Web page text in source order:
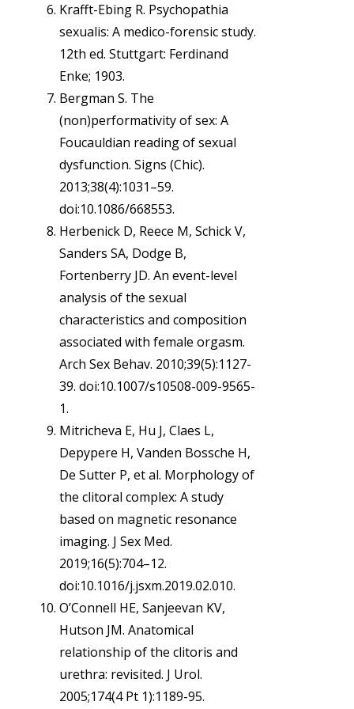
Krafft-Ebing R. Psychopathia
sexualis: A medico-forensic study.
12th ed. Stuttgart: Ferdinand
Enke; 1903.
Bergman S. The
(non)performativity of sex: A
Foucauldian reading of sexual
dysfunction. Signs (Chic).
2013;38(4):1031–59.
doi:10.1086/668553.
Herbenick D, Reece M, Schick V,
Sanders SA, Dodge B,
Fortenberry JD. An event-level
analysis of the sexual
characteristics and composition
associated with female orgasm.
Arch Sex Behav. 2010;39(5):1127-
39. doi:10.1007/s10508-009-9565-
1.
Mitricheva E, Hu J, Claes L,
Depypere H, Vanden Bossche H,
De Sutter P, et al. Morphology of
the clitoral complex: A study
based on magnetic resonance
imaging. J Sex Med.
2019;16(5):704–12.
doi:10.1016/j.jsxm.2019.02.010.
O’Connell HE, Sanjeevan KV,
Hutson JM. Anatomical
relationship of the clitoris and
urethra: revisited. J Urol.
2005;174(4 Pt 1):1189-95.